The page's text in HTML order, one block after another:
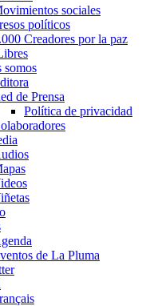
sociales
políticos
Creadores por la paz
somos
de Prensa
Política de privacidad
de La Pluma